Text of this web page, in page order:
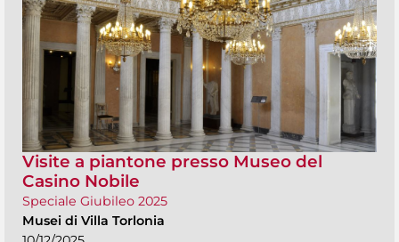
Visite a piantone presso Museo del
Casino Nobile
Speciale Giubileo 2025
Musei di Villa Torlonia